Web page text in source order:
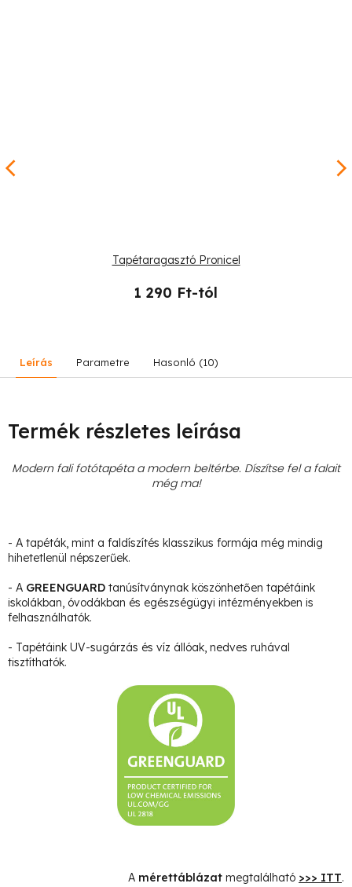
Tapétaragasztó Pronicel
1 290 Ft-tól
Leírás Parametre Hasonló (10)
Termék részletes leírása
Modern fali fotótapéta a modern beltérbe. Díszítse fel a falait
még ma!
- A tapéták, mint a faldíszítés klasszikus formája még mindig
hihetetlenül népszerűek.
- A GREENGUARD tanúsítványnak köszönhetően tapétáink
iskolákban, óvodákban és egészségügyi intézményekben is
felhasználhatók.
- Tapétáink UV-sugárzás és víz állóak, nedves ruhával
tisztíthatók.
A mérettáblázat megtalálható >>> ITT.